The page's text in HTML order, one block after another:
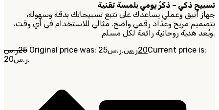
تسبيح ذكي – ذكرٌ يومي بلمسة تقنية
جهاز أنيق وعملي يساعدك على تتبع تسبيحاتك بدقة وسهولة،
بتصميم مريح وعدّاد رقمي واضح. مثالي للاستخدام في أي وقت،
ويُعد هدية روحانية رائعة لكل مسلم.
25ر.س Original price was: 25ر.س. 20ر.س
Current price is:
20ر.س.